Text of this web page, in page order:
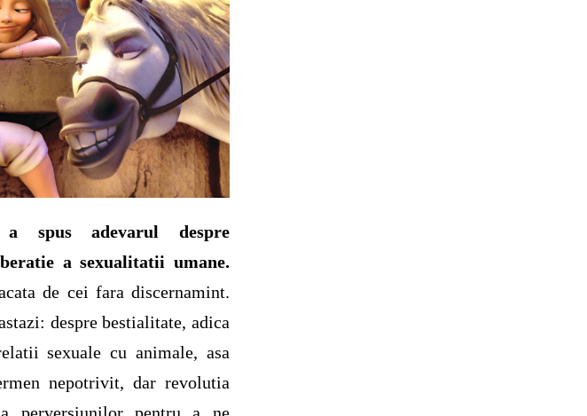
a spus adevarul despre
a sexualitatii umane.
de cei fara discernamint.
despre bestialitate, adica
sexuale cu animale, asa
nepotrivit, dar revolutia